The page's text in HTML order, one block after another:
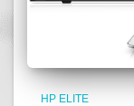
HP ELITE